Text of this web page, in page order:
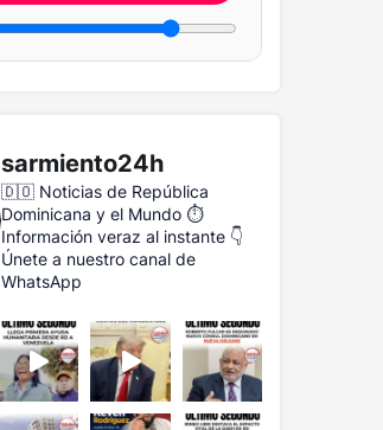
sarmiento24h
🇩🇴 Noticias de República
Dominicana y el Mundo ⏱️
Información veraz al instante 👇
Únete a nuestro canal de
WhatsApp